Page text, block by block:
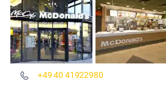
+49 40 41922980